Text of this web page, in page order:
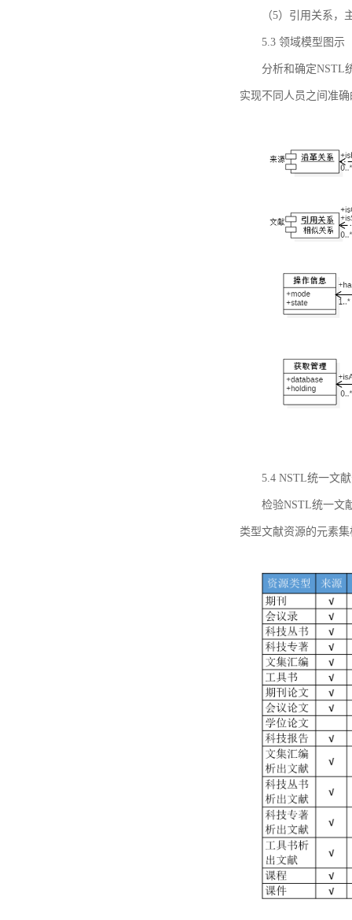
（5）引用关系，
5.3 领域模型图示
分析和确定NSTL
实现不同人员之间准
5.4 NSTL统一文
检验NSTL统一文
类型文献资源的元素